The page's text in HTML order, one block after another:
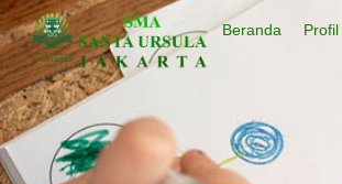
Beranda Profil